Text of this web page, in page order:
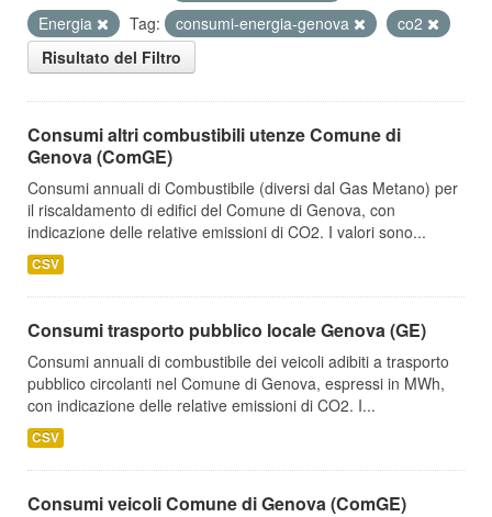
Energia
Tag: consumi-energia-genova
co2
Risultato del Filtro
Consumi altri combustibili utenze Comune di
Genova (ComGE)
Consumi annuali di Combustibile (diversi dal Gas Metano) per
il riscaldamento di edifici del Comune di Genova, con
indicazione delle relative emissioni di CO2. I valori sono...
CSV
Consumi trasporto pubblico locale Genova (GE)
Consumi annuali di combustibile dei veicoli adibiti a trasporto
pubblico circolanti nel Comune di Genova, espressi in MWh,
con indicazione delle relative emissioni di CO2. I...
CSV
Consumi veicoli Comune di Genova (ComGE)